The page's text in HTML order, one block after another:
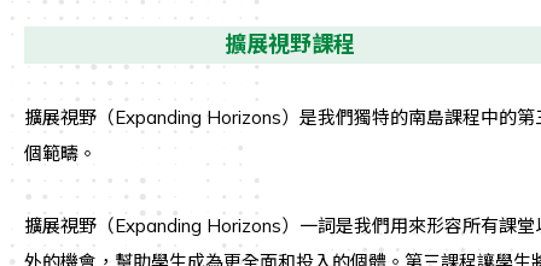
擴展視野課程
擴展視野（Expanding Horizons）是我們獨特的南島課程中的第
個範疇。
擴展視野（Expanding Horizons）一詞是我們用來形容所有課堂